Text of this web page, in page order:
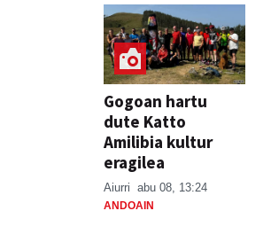
Gogoan hartu
dute Katto
Amilibia kultur
eragilea
Aiurri abu 08, 13:24
ANDOAIN